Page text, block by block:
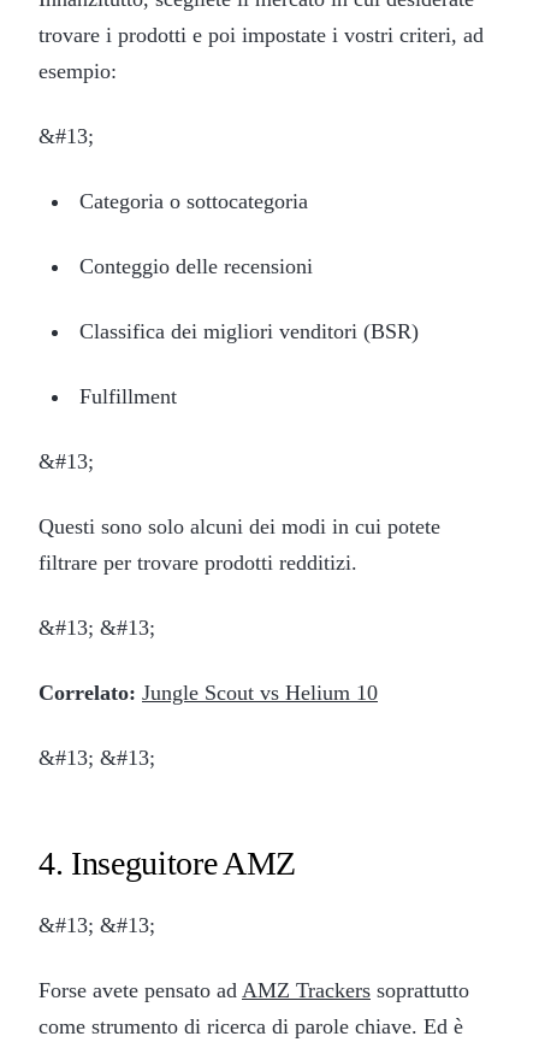
trovare i prodotti e poi impostate i vostri criteri, ad
esempio:
&#13;
Categoria o sottocategoria
Conteggio delle recensioni
Classifica dei migliori venditori (BSR)
Fulfillment
&#13;
Questi sono solo alcuni dei modi in cui potete
filtrare per trovare prodotti redditizi.
&#13; &#13;
Correlato: Jungle Scout vs Helium 10
&#13; &#13;
4. Inseguitore AMZ
&#13; &#13;
Forse avete pensato ad AMZ Trackers soprattutto
come strumento di ricerca di parole chiave. Ed è